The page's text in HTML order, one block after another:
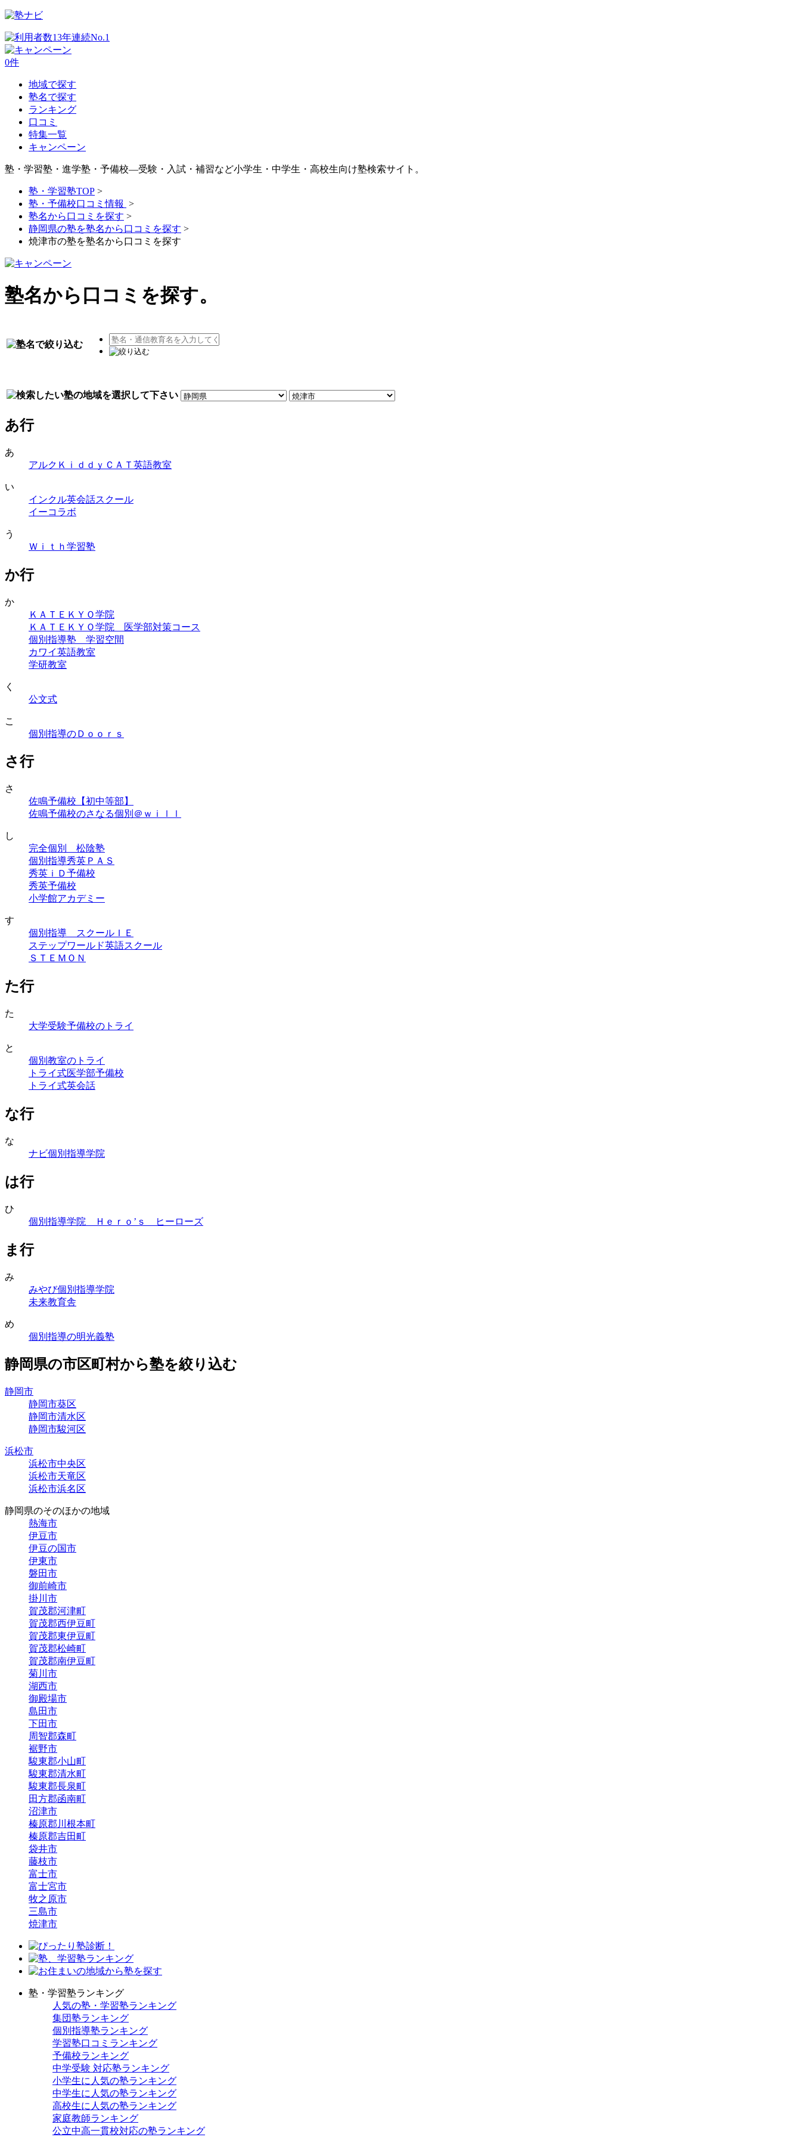
0件
地域で探す
塾名で探す
ランキング
口コミ
特集一覧
キャンペーン
塾・学習塾・進学塾・予備校―受験・入試・補習など小学生・中学生・高校生向け塾検索サイト。
塾・学習塾TOP >
塾・予備校口コミ情報 >
塾名から口コミを探す >
静岡県の塾を塾名から口コミを探す >
焼津市の塾を塾名から口コミを探す
塾名から口コミ を探す。
あ行
あ
アルクＫｉｄｄｙＣＡＴ英語教室
い
インクル英会話スクール
イーコラボ
う
Ｗｉｔｈ学習塾
か行
か
ＫＡＴＥＫＹＯ学院
ＫＡＴＥＫＹＯ学院 医学部対策コース
個別指導塾 学習空間
カワイ英語教室
学研教室
く
公文式
こ
個別指導のＤｏｏｒｓ
さ行
さ
佐鳴予備校【初中等部】
佐鳴予備校のさなる個別＠ｗｉｌｌ
し
完全個別 松陰塾
個別指導秀英ＰＡＳ
秀英ｉＤ予備校
秀英予備校
小学館アカデミー
す
個別指導 スクールＩＥ
ステップワールド英語スクール
ＳＴＥＭＯＮ
た行
た
大学受験予備校のトライ
と
個別教室のトライ
トライ式医学部予備校
トライ式英会話
な行
な
ナビ個別指導学院
は行
ひ
個別指導学院 Ｈｅｒｏ’ｓ ヒーローズ
ま行
み
みやび個別指導学院
未来教育舎
め
個別指導の明光義塾
静岡県の市区町村から塾を絞り込む
静岡市
静岡市葵区
静岡市清水区
静岡市駿河区
浜松市
浜松市中央区
浜松市天竜区
浜松市浜名区
静岡県のそのほかの地域
熱海市
伊豆市
伊豆の国市
伊東市
磐田市
御前崎市
掛川市
賀茂郡河津町
賀茂郡西伊豆町
賀茂郡東伊豆町
賀茂郡松崎町
賀茂郡南伊豆町
菊川市
湖西市
御殿場市
島田市
下田市
周智郡森町
裾野市
駿東郡小山町
駿東郡清水町
駿東郡長泉町
田方郡函南町
沼津市
榛原郡川根本町
榛原郡吉田町
袋井市
藤枝市
富士市
富士宮市
牧之原市
三島市
焼津市
塾・学習塾ランキング
人気の塾・学習塾ランキング
集団塾ランキング
個別指導塾ランキング
学習塾口コミランキング
予備校ランキング
中学受験 対応塾ランキング
小学生に人気の塾ランキング
中学生に人気の塾ランキング
高校生に人気の塾ランキング
家庭教師ランキング
公立中高一貫校対応の塾ランキング